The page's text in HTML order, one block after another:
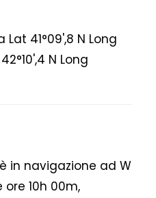
41°09',8 N Long
N Long
in navigazione ad W
10h 00m,